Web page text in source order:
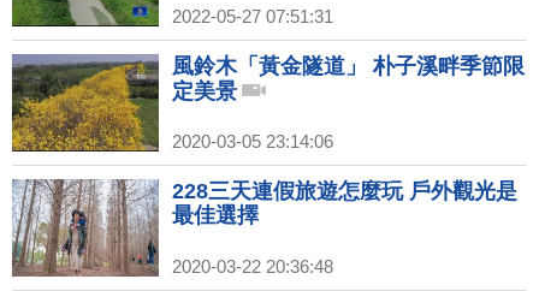
2022-05-27 07:51:31
風鈴木「黃金隧道」 朴子溪畔季節限
定美景
2020-03-05 23:14:06
228三天連假旅遊怎麼玩 戶外觀光是
最佳選擇
2020-03-22 20:36:48